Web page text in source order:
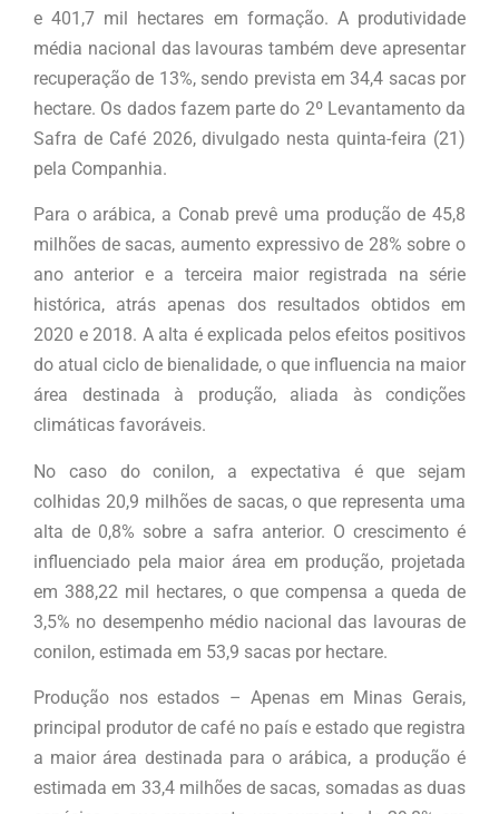
e 401,7 mil hectares em formação. A produtividade
média nacional das lavouras também deve apresentar
recuperação de 13%, sendo prevista em 34,4 sacas por
hectare. Os dados fazem parte do 2º Levantamento da
Safra de Café 2026, divulgado nesta quinta-feira (21)
pela Companhia.
Para o arábica, a Conab prevê uma produção de 45,8
milhões de sacas, aumento expressivo de 28% sobre o
ano anterior e a terceira maior registrada na série
histórica, atrás apenas dos resultados obtidos em
2020 e 2018. A alta é explicada pelos efeitos positivos
do atual ciclo de bienalidade, o que influencia na maior
área destinada à produção, aliada às condições
climáticas favoráveis.
No caso do conilon, a expectativa é que sejam
colhidas 20,9 milhões de sacas, o que representa uma
alta de 0,8% sobre a safra anterior. O crescimento é
influenciado pela maior área em produção, projetada
em 388,22 mil hectares, o que compensa a queda de
3,5% no desempenho médio nacional das lavouras de
conilon, estimada em 53,9 sacas por hectare.
Produção nos estados – Apenas em Minas Gerais,
principal produtor de café no país e estado que registra
a maior área destinada para o arábica, a produção é
estimada em 33,4 milhões de sacas, somadas as duas